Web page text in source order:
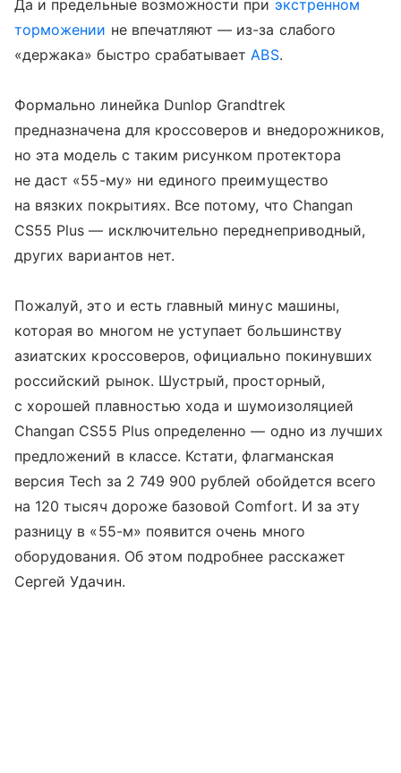
Да и предельные возможности при экстренном
торможении не впечатляют — из-за слабого
«держака» быстро срабатывает ABS.
Формально линейка Dunlop Grandtrek
предназначена для кроссоверов и внедорожников,
но эта модель с таким рисунком протектора
не даст «55-му» ни единого преимущество
на вязких покрытиях. Все потому, что Changan
CS55 Plus — исключительно переднеприводный,
других вариантов нет.
Пожалуй, это и есть главный минус машины,
которая во многом не уступает большинству
азиатских кроссоверов, официально покинувших
российский рынок. Шустрый, просторный,
с хорошей плавностью хода и шумоизоляцией
Changan CS55 Plus определенно — одно из лучших
предложений в классе. Кстати, флагманская
версия Tech за 2 749 900 рублей обойдется всего
на 120 тысяч дороже базовой Comfort. И за эту
разницу в «55-м» появится очень много
оборудования. Об этом подробнее расскажет
Сергей Удачин.